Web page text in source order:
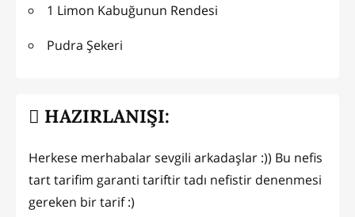
1 Limon Kabuğunun Rendesi
Pudra Şekeri
HAZIRLANIŞI:
Herkese merhabalar sevgili arkadaşlar :)) Bu nefis
tart tarifim garanti tariftir tadı nefistir denenmesi
gereken bir tarif :)